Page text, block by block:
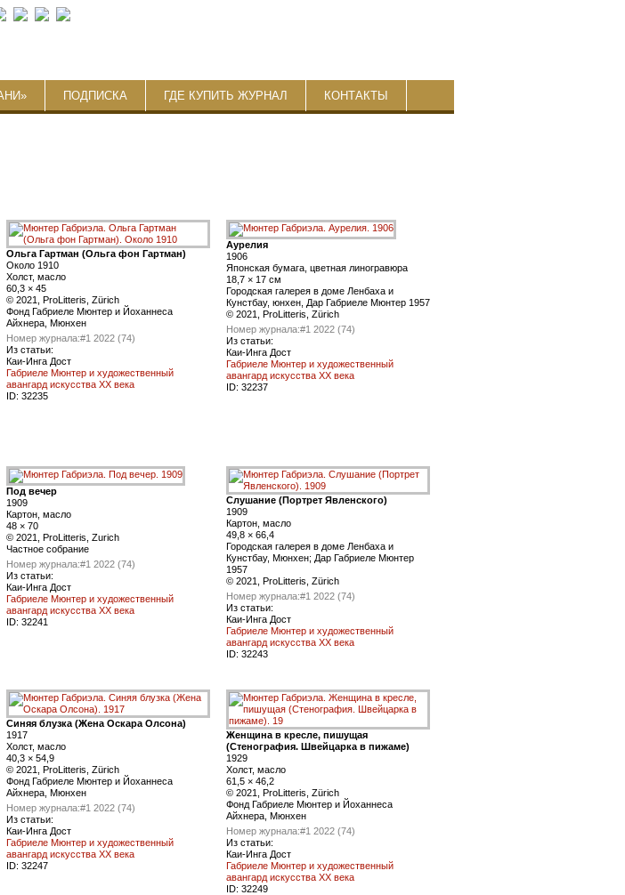
ПОДПИСКА ГДЕ КУПИТЬ ЖУРНАЛ КОНТАКТЫ
Ольга Гартман (Ольга фон Гартман)
Около 1910
Холст, масло
60,3 × 45
© 2021, ProLitteris, Zürich
Фонд Габриеле Мюнтер и Йоханнеса
Айхнера, Мюнхен
Номер журнала:#1 2022 (74)
Из статьи:
Каи-Инга Дост
Габриеле Мюнтер и художественный
авангард искусства XX века
ID: 32235
Аурелия
1906
Японская бумага, цветная линогравюра
18,7 × 17 см
Городская галерея в доме Ленбаха и
Кунстбау, юнхен, Дар Габриеле Мюнтер 1957
© 2021, ProLitteris, Zürich
Номер журнала:#1 2022 (74)
Из статьи:
Каи-Инга Дост
Габриеле Мюнтер и художественный
авангард искусства XX века
ID: 32237
Под вечер
1909
Картон, масло
48 × 70
© 2021, ProLitteris, Zurich
Частное собрание
Номер журнала:#1 2022 (74)
Из статьи:
Каи-Инга Дост
Габриеле Мюнтер и художественный
авангард искусства XX века
ID: 32241
Слушание (Портрет Явленского)
1909
Картон, масло
49,8 × 66,4
Городская галерея в доме Ленбаха и
Кунстбау, Мюнхен; Дар Габриеле Мюнтер
1957
© 2021, ProLitteris, Zürich
Номер журнала:#1 2022 (74)
Из статьи:
Каи-Инга Дост
Габриеле Мюнтер и художественный
авангард искусства XX века
ID: 32243
Синяя блузка (Жена Оскара Олсона)
1917
Холст, масло
40,3 × 54,9
© 2021, ProLitteris, Zürich
Фонд Габриеле Мюнтер и Йоханнеса
Айхнера, Мюнхен
Номер журнала:#1 2022 (74)
Из статьи:
Каи-Инга Дост
Габриеле Мюнтер и художественный
авангард искусства XX века
ID: 32247
Женщина в кресле, пишущая
(Стенография. Швейцарка в пижаме)
1929
Холст, масло
61,5 × 46,2
© 2021, ProLitteris, Zürich
Фонд Габриеле Мюнтер и Йоханнеса
Айхнера, Мюнхен
Номер журнала:#1 2022 (74)
Из статьи:
Каи-Инга Дост
Габриеле Мюнтер и художественный
авангард искусства XX века
ID: 32249